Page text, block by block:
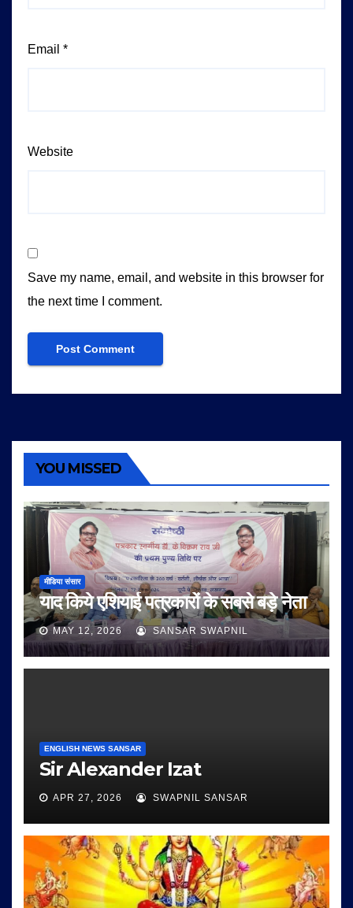
Email *
Website
Save my name, email, and website in this browser for
the next time I comment.
YOU MISSED
मीडिया संसार
याद किये एशियाई पत्रकारों के सबसे बड़े नेता
MAY 12, 2026 SANSAR SWAPNIL
ENGLISH NEWS SANSAR
Sir Alexander Izat
APR 27, 2026 SWAPNIL SANSAR